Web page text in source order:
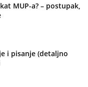
MUP-a? – postupak,
i pisanje (detaljno